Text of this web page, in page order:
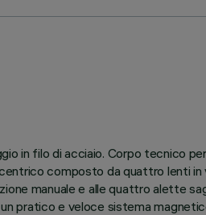
in filo di acciaio. Corpo tecnico
composto da quattro lenti
manuale e alle quattro alette
pratico e veloce sistema